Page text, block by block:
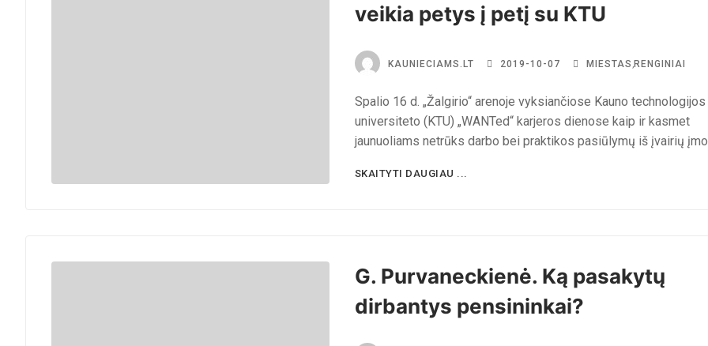
veikia petys į petį su KTU
KAUNIECIAMS.LT 2019-10-07 MIESTAS RENGINIAI
Spalio 16 d. „Žalgirio“ arenoje vyksiančiose Kauno technologijos
universiteto (KTU) „WANTed“ karjeros dienose kaip ir kasmet
jaunuoliams netrūks darbo bei praktikos pasiūlymų iš įvairių
SKAITYTI DAUGIAU ...
G. Purvaneckienė. Ką pasakytų
dirbantys pensininkai?